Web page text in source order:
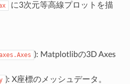
に3次元等高線プロットを描
): Matplotlibの3D Axes
): X座標のメッシュデータ。